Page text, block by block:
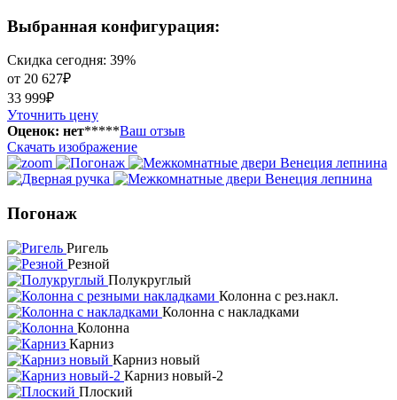
Выбранная конфигурация:
Скидка сегодня: 39%
от 20 627₽
33 999₽
Уточнить цену
Оценок: нет*****Ваш отзыв
Скачать изображение
Погонаж
Ригель
Резной
Полукруглый
Колонна с рез.накл.
Колонна с накладками
Колонна
Карниз
Карниз новый
Карниз новый-2
Плоский